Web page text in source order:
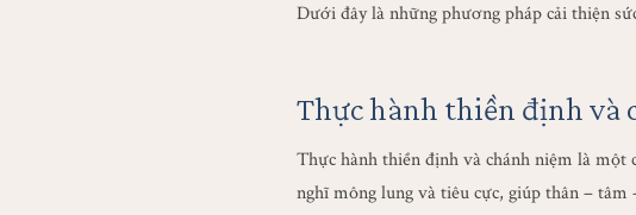
Dưới đây là những phương pháp cải thiện
Thực hành thiền định và
Thực hành thiền định và chánh niệm là một
nghĩ mông lung và tiêu cực, giúp thân –